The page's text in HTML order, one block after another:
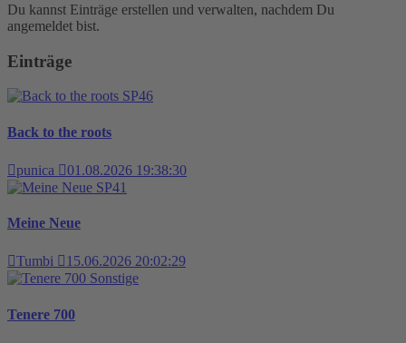
Du kannst Einträge erstellen und verwalten, nachdem Du
angemeldet bist.
Einträge
SP46
Back to the roots
punica
01.08.2026 19:38:30
SP41
Meine Neue
Tumbi
15.06.2026 20:02:29
Sonstige
Tenere 700